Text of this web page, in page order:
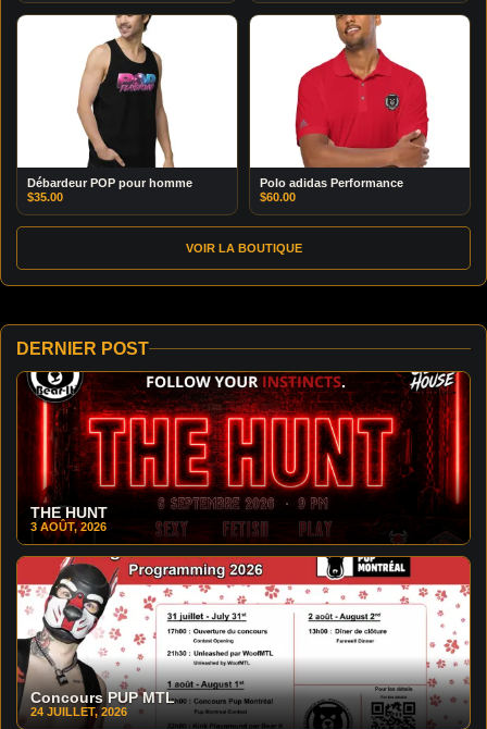
Débardeur POP pour homme
$35.00
Polo adidas Performance
$60.00
VOIR LA BOUTIQUE
DERNIER POST
THE HUNT
3 AOÛT, 2026
Concours PUP MTL
24 JUILLET, 2026